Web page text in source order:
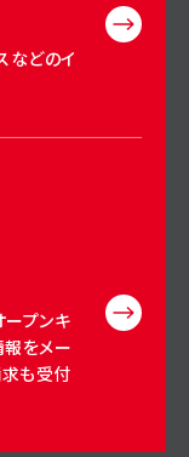
などのイ
プンキ
をメー
求も受付